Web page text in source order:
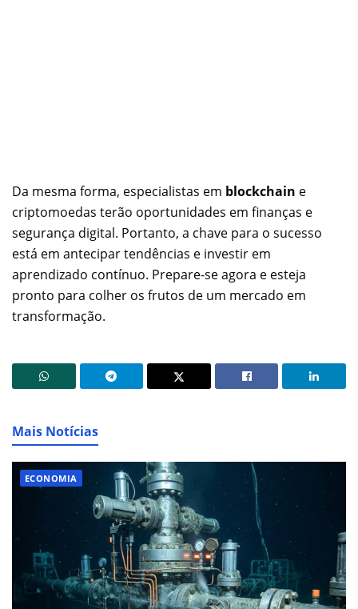
Da mesma forma, especialistas em blockchain e
criptomoedas terão oportunidades em finanças e
segurança digital. Portanto, a chave para o sucesso
está em antecipar tendências e investir em
aprendizado contínuo. Prepare-se agora e esteja
pronto para colher os frutos de um mercado em
transformação.
Mais Notícias
ECONOMIA